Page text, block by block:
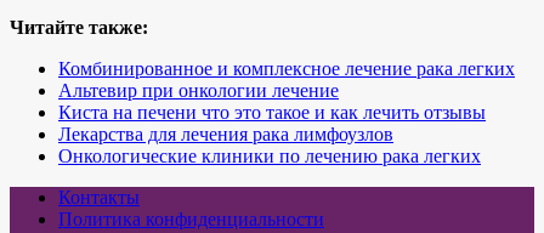
Читайте также:
Комбинированное и комплексное лечение рака легких
Альтевир при онкологии лечение
Киста на печени что это такое и как лечить отзывы
Лекарства для лечения рака лимфоузлов
Онкологические клиники по лечению рака легких
Контакты
Политика конфиденциальности